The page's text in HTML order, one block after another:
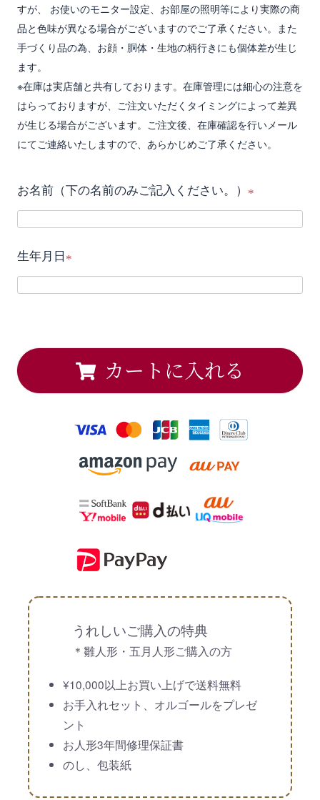
すが、 お使いのモニター設定、お部屋の照明等により実際の商
品と色味が異なる場合がございますのでご了承ください。また
手づくり品の為、お顔・胴体・生地の柄行きにも個体差が生じ
ます。
※在庫は実店舗と共有しております。在庫管理には細心の注意を
はらっておりますが、ご注文いただくタイミングによって差異
が生じる場合がございます。ご注文後、在庫確認を行いメール
にてご連絡いたしますので、あらかじめご了承ください。
お名前（下の名前のみご記入ください。）
(
生年月日
(
)
カートに入れる
うれしいご購入の特典
＊雛人形・五月人形ご購入の方
¥10,000以上お買い上げで送料無料
お手入れセット、オルゴールをプレゼ
ント
お人形3年間修理保証書
のし、包装紙